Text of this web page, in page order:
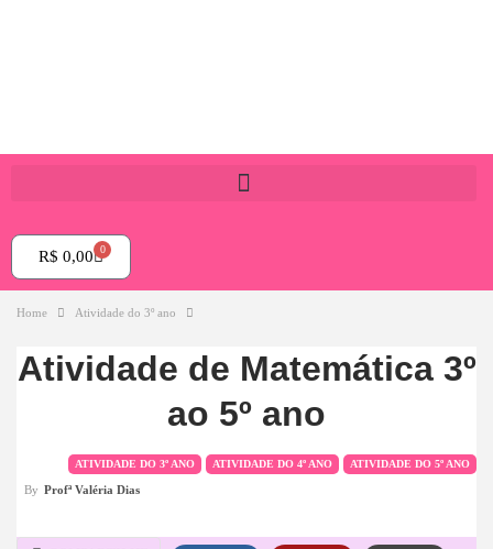
R$ 0,00 0
Home Atividade do 3º ano
Atividade de Matemática 3º
ao 5º ano
ATIVIDADE DO 3º ANO ATIVIDADE DO 4º ANO ATIVIDADE DO 5º ANO
By Profª Valéria Dias